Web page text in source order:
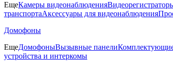
ЕщеКамеры видеонаблюдения
транспортаАксессуары для видеонаблюдения
Домофоны
ЕщеДомофоныВызывные панели
устройства и интеркомы